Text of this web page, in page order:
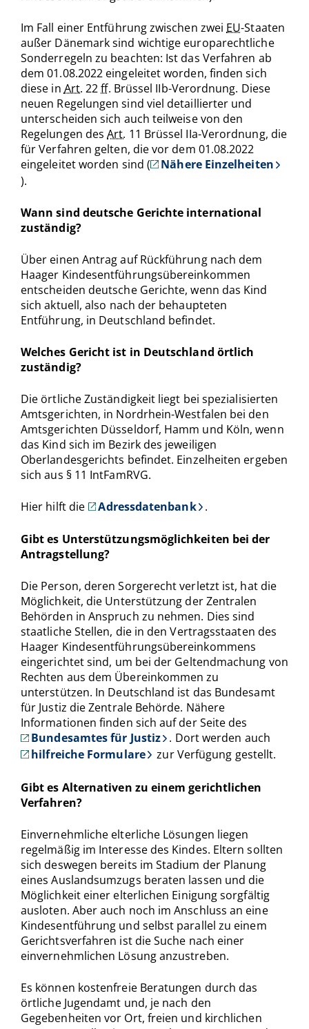
Im Fall einer Entführung zwischen zwei EU-Staaten
außer Dänemark sind wichtige europarechtliche
Sonderregeln zu beachten: Ist das Verfahren ab
dem 01.08.2022 eingeleitet worden, finden sich
diese in Art. 22ff. Brüssel IIb-Verordnung. Diese
neuen Regelungen sind viel detaillierter und
unterscheiden sich auch teilweise von den
Regelungen desArt. 11 Brüssel IIa-Verordnung, die
für Verfahren gelten, die vor dem 01.08.2022
eingeleitet worden sind (
Nähere Einzelheiten
).
Wann sind deutsche Gerichte international
zuständig?
Über einen Antrag auf Rückführung nach dem
Haager Kindesentführungsübereinkommen
entscheiden deutsche Gerichte, wenn das Kind
sich aktuell, also nach der behaupteten
Entführung, in Deutschland befindet.
Welches Gericht ist in Deutschland örtlich
zuständig?
Die örtliche Zuständigkeit liegt bei spezialisierten
Amtsgerichten, in Nordrhein-Westfalen bei den
Amtsgerichten Düsseldorf, Hamm und Köln, wenn
das Kind sich im Bezirk des jeweiligen
Oberlandesgerichts befindet. Einzelheiten ergeben
sich aus § 11 IntFamRVG.
Hier hilft die Adressdatenbank .
Gibt es Unterstützungsmöglichkeiten bei der
Antragstellung?
Die Person, deren Sorgerecht verletzt ist, hat die
Möglichkeit, die Unterstützung der Zentralen
Behörden in Anspruch zu nehmen. Dies sind
staatliche Stellen, die in den Vertragsstaaten des
Haager Kindesentführungsübereinkommens
eingerichtet sind, um bei der Geltendmachung von
Rechten aus dem Übereinkommen zu
unterstützen. In Deutschland ist das Bundesamt
für Justiz die Zentrale Behörde. Nähere
Informationen finden sich auf der Seite des
Bundesamtes für Justiz . Dort werden auch
hilfreiche Formulare
zur Verfügung gestellt.
Gibt es Alternativen zu einem gerichtlichen
Verfahren?
Einvernehmliche elterliche Lösungen liegen
regelmäßig im Interesse des Kindes. Eltern sollten
sich deswegen bereits im Stadium der Planung
eines Auslandsumzugs beraten lassen und die
Möglichkeit einer elterlichen Einigung sorgfältig
ausloten. Aber auch noch im Anschluss an eine
Kindesentführung und selbst parallel zu einem
Gerichtsverfahren ist die Suche nach einer
einvernehmlichen Lösung anzustreben.
Es können kostenfreie Beratungen durch das
örtliche Jugendamt und, je nach den
Gegebenheiten vor Ort, freien und kirchlichen